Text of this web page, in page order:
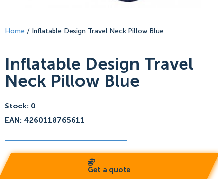
Home / Inflatable Design Travel Neck Pillow Blue
Inflatable Design Travel
Neck Pillow Blue
Stock: 0
EAN: 4260118765611
Get a quote